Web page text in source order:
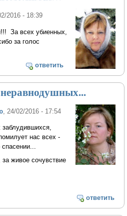
2016 - 18:39
За всех убиенных,
за голос
ответить
, 24/02/2016 - 17:54
заблудившихся,
нас всех -
живое сочувствие
ответить